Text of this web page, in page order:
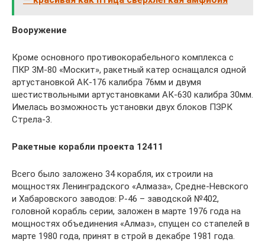
Вооружение
Кроме основного противокорабельного комплекса с
ПКР 3М-80 «Москит», ракетный катер оснащался одной
артустановкой АК-176 калибра 76мм и двумя
шестиствольными артустановками АК-630 калибра 30мм.
Имелась возможность установки двух блоков ПЗРК
Стрела-3.
Ракетные корабли проекта 12411
Всего было заложено 34 корабля, их строили на
мощностях Ленинградского «Алмаза», Средне-Невского
и Хабаровского заводов: Р-46 – заводской №402,
головной корабль серии, заложен в марте 1976 года на
мощностях объединения «Алмаз», спущен со стапелей в
марте 1980 года, принят в строй в декабре 1981 года.